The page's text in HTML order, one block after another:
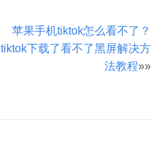
苹果手机tiktok怎么看不了？
tiktok下载了看不了黑屏解决方
法教程»»